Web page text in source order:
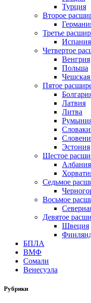
Турция
Второе
Третье
Испания
Четвертое
Венгрия
Польша
Чешская
Пятое
Латвия
Литва
Эстония
Шестое
Албания
Седьмое
Восьмое
Девятое
Швеция
БПЛА
ВМФ
Сомали
Венесуэла
Рубрики